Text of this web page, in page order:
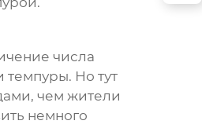
числа
темпуры. Но тут
чем жители
немного